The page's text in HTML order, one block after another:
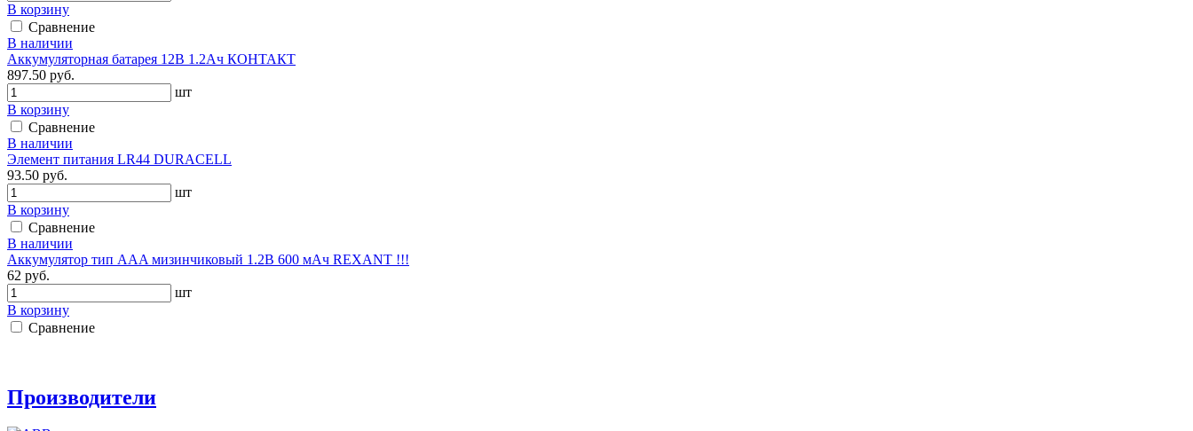
В корзину
Сравнение
В наличии
Аккумуляторная батарея 12В 1.2Ач КОНТАКТ
897.50 руб.
шт
В корзину
Сравнение
В наличии
Элемент питания LR44 DURACELL
93.50 руб.
шт
В корзину
Сравнение
В наличии
Аккумулятор тип AAA мизинчиковый 1.2В 600 мАч REXANT !!!
62 руб.
шт
В корзину
Сравнение
Производители